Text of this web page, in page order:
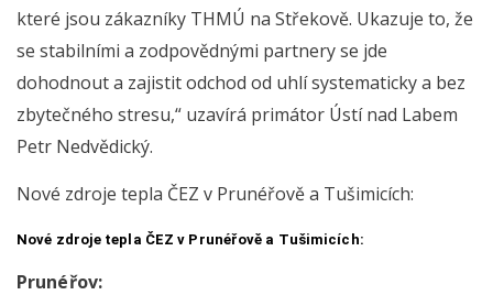
které jsou zákazníky THMÚ na Střekově. Ukazuje to, že
se stabilními a zodpovědnými partnery se jde
dohodnout a zajistit odchod od uhlí systematicky a bez
zbytečného stresu,“ uzavírá primátor Ústí nad Labem
Petr Nedvědický.
Nové zdroje tepla ČEZ v Prunéřově a Tušimicích:
Nové zdroje tepla ČEZ v Prunéřově a Tušimicích:
Prunéřov: